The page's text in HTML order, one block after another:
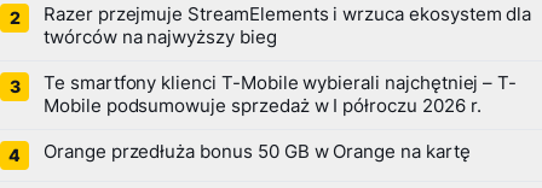
Razer przejmuje StreamElements i wrzuca ekosystem dla
twórców na najwyższy bieg
Te smartfony klienci T-Mobile wybierali najchętniej – T-
Mobile podsumowuje sprzedaż w I półroczu 2026 r.
Orange przedłuża bonus 50 GB w Orange na kartę